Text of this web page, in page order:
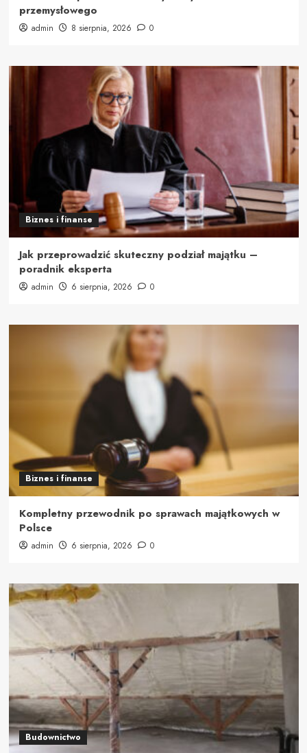
przemysłowego
admin 8 sierpnia, 2026 0
Biznes i finanse
Jak przeprowadzić skuteczny podział majątku –
poradnik eksperta
admin 6 sierpnia, 2026 0
Biznes i finanse
Kompletny przewodnik po sprawach majątkowych w
Polsce
admin 6 sierpnia, 2026 0
Budownictwo